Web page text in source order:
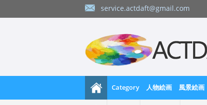
service.actdaft@gmail.com
Category 人物絵画 風景絵画